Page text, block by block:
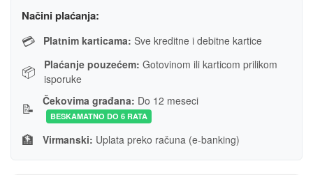
Načini plaćanja:
💳 Platnim karticama: Sve kreditne i debitne kartice
📦 Plaćanje pouzećem: Gotovinom ili karticom prilikom
isporuke
📝 Čekovima građana: Do 12 meseci
BESKAMATNO DO 6 RATA
🏦 Virmanski: Uplata preko računa (e-banking)